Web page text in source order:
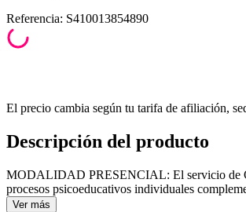
Referencia: S410013854890
El precio cambia según tu tarifa de afiliación,
Descripción del producto
MODALIDAD PRESENCIAL: El servicio de
procesos psicoeducativos individuales
Ver más